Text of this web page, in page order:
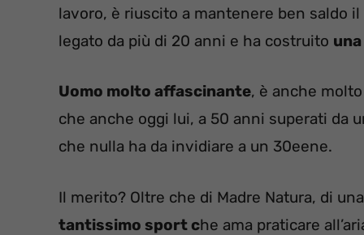
lavoro, è riuscito a mantenere ben saldo
legato da più di 20 anni e ha costruito
Uomo molto affascinante, è anche
che anche oggi lui, a 50 anni superati da
che nulla ha da invidiare a un 30eene.
Il merito? Oltre che di Madre Natura, di
tantissimo sport che ama praticare